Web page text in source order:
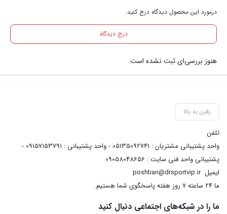
درمورد این محصول دیدگاه درج کنید.
درج دیدگاه
هنوز بررسی‌ای ثبت نشده است.
رفتن به بالا
تلفن
واحد پشتیبانی مشتریان : 05135092741 - واحد پشتیبانی : 09157153791 -
پشتیبانی واحد فنی سایت : 09058048656
ایمیلposhtian@drsportvip.ir
ما 24 ساعته 7 روز هفته پاسخگوی شما هستیم.
ما را در شبکه‌های اجتماعی دنبال کنید